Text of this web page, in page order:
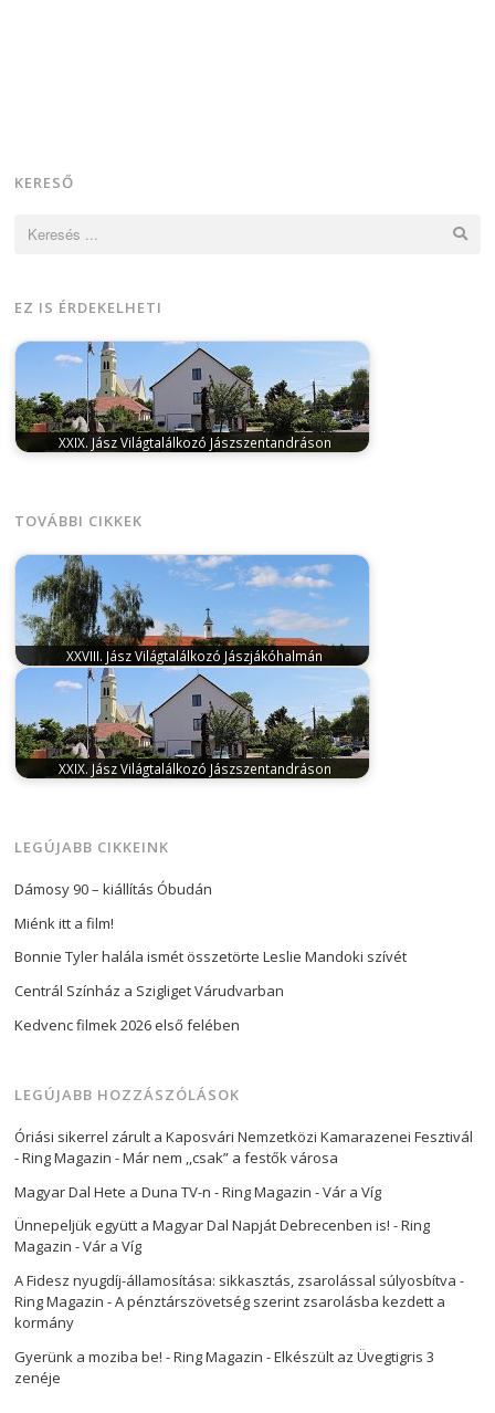
KERESŐ
EZ IS ÉRDEKELHETI
XXIX. Jász Világtalálkozó Jászszentandráson
TOVÁBBI CIKKEK
XXVIII. Jász Világtalálkozó Jászjákóhalmán
június 17, 2024Huszonkét év után ismét
Jászjákóhalmára hív Lehel kürtje június 21-23…
XXIX. Jász Világtalálkozó Jászszentandráson
LEGÚJABB CIKKEINK
Dámosy 90 – kiállítás Óbudán
Miénk itt a film!
Bonnie Tyler halála ismét összetörte Leslie Mandoki szívét
Centrál Színház a Szigliget Várudvarban
Kedvenc filmek 2026 első felében
LEGÚJABB HOZZÁSZÓLÁSOK
Óriási sikerrel zárult a Kaposvári Nemzetközi Kamarazenei Fesztivál
- Ring Magazin -Már nem ,,csak” a festők városa
Magyar Dal Hete a Duna TV-n - Ring Magazin -Vár a Víg
Ünnepeljük együtt a Magyar Dal Napját Debrecenben is! - Ring
Magazin -Vár a Víg
A Fidesz nyugdíj-államosítása: sikkasztás, zsarolással súlyosbítva -
Ring Magazin -A pénztárszövetség szerint zsarolásba kezdett a
kormány
Gyerünk a moziba be! - Ring Magazin -Elkészült az Üvegtigris 3
zenéje